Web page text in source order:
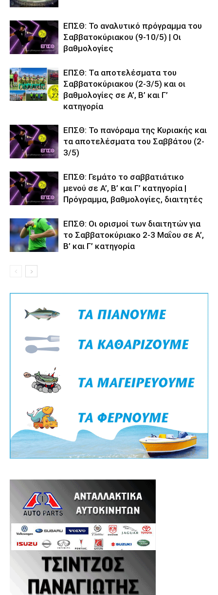
ΕΠΣΘ: Το αναλυτικό πρόγραμμα του
Σαββατοκύριακου (9-10/5) | Οι
βαθμολογίες
ΕΠΣΘ: Τα αποτελέσματα του
Σαββατοκύριακου (2-3/5) και οι
βαθμολογίες σε Α’, Β’ και Γ’
κατηγορία
ΕΠΣΘ: Το πανόραμα της Κυριακής και
τα αποτελέσματα του Σαββάτου (2-
3/5)
ΕΠΣΘ: Γεμάτο το σαββατιάτικο
μενού σε Α’, Β’ και Γ’ κατηγορία |
Πρόγραμμα, βαθμολογίες, διαιτητές
ΕΠΣΘ: Οι ορισμοί των διαιτητών για
το Σαββατοκύριακο 2-3 Μαΐου σε Α’,
Β’ και Γ’ κατηγορία